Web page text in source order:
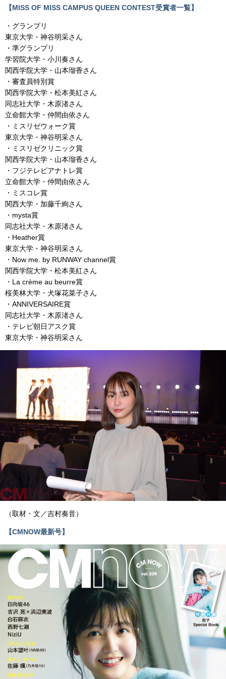
【MISS OF MISS CAMPUS QUEEN CONTEST受賞者一覧】
・グランプリ
東京大学・神谷明采さん
・準グランプリ
学習院大学・小川奏さん
関西学院大学・山本瑠香さん
・審査員特別賞
関西学院大学・松本美紅さん
同志社大学・木原渚さん
立命館大学・仲間由依さん
・ミスリゼウォーク賞
東京大学・神谷明采さん
・ミスリゼクリニック賞
関西学院大学・山本瑠香さん
・フジテレビアナトレ賞
立命館大学・仲間由依さん
・ミスコレ賞
関西大学・加藤千絢さん
・mysta賞
同志社大学・木原渚さん
・Heather賞
東京大学・神谷明采さん
・Now me. by RUNWAY channel賞
関西学院大学・松本美紅さん
・La crème au beurre賞
桜美林大学・犬塚花菜子さん
・ANNIVERSAIRE賞
同志社大学・木原渚さん
・テレビ朝日アスク賞
東京大学・神谷明采さん
（取材・文／吉村奏音）
【CMNOW最新号】